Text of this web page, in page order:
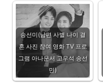
송선미(남편 사별 나이 결
혼 사진 참여 영화 TV 프로
그램 아나운서 고우석 송선
민)